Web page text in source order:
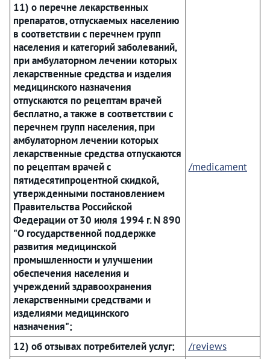
11) о перечне лекарственных
препаратов, отпускаемых населению
в соответствии с перечнем групп
населения и категорий заболеваний,
при амбулаторном лечении которых
лекарственные средства и изделия
медицинского назначения
отпускаются по рецептам врачей
бесплатно, а также в соответствии с
перечнем групп населения, при
амбулаторном лечении которых
лекарственные средства отпускаются
по рецептам врачей с
пятидесятипроцентной скидкой,
утвержденными постановлением
Правительства Российской
Федерации от 30 июля 1994 г. N 890
"О государственной поддержке
развития медицинской
промышленности и улучшении
обеспечения населения и
учреждений здравоохранения
лекарственными средствами и
изделиями медицинского
назначения";
/medicament
12) об отзывах потребителей услуг;
/reviews